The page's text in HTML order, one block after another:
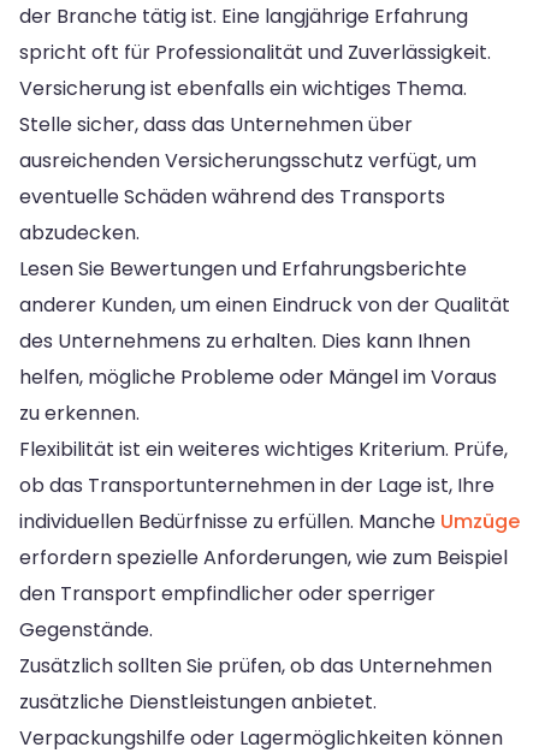
der Branche tätig ist. Eine langjährige Erfahrung
spricht oft für Professionalität und Zuverlässigkeit.
Versicherung ist ebenfalls ein wichtiges Thema.
Stelle sicher, dass das Unternehmen über
ausreichenden Versicherungsschutz verfügt, um
eventuelle Schäden während des Transports
abzudecken.
Lesen Sie Bewertungen und Erfahrungsberichte
anderer Kunden, um einen Eindruck von der Qualität
des Unternehmens zu erhalten. Dies kann Ihnen
helfen, mögliche Probleme oder Mängel im Voraus
zu erkennen.
Flexibilität ist ein weiteres wichtiges Kriterium. Prüfe,
ob das Transportunternehmen in der Lage ist, Ihre
individuellen Bedürfnisse zu erfüllen. Manche Umzüge
erfordern spezielle Anforderungen, wie zum Beispiel
den Transport empfindlicher oder sperriger
Gegenstände.
Zusätzlich sollten Sie prüfen, ob das Unternehmen
zusätzliche Dienstleistungen anbietet.
Verpackungshilfe oder Lagermöglichkeiten können